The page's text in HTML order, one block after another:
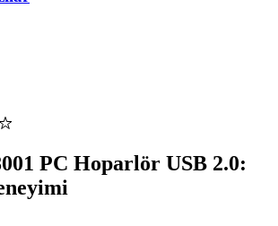
PC Hoparlör USB 2.0: